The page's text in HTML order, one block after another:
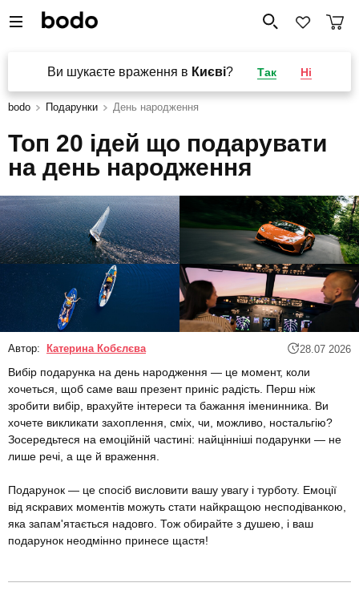
Ви шукаєте враження в Києві? Так Ні
bodo Подарунки День народження
Топ 20 ідей що подарувати
на день народження
Автор: Катерина Кобєлєва 28.07 2026
Вибір подарунка на день народження — це момент, коли
хочеться, щоб саме ваш презент приніс радість. Перш ніж
зробити вибір, врахуйте інтереси та бажання іменинника. Ви
хочете викликати захоплення, сміх, чи, можливо, ностальгію?
Зосередьтеся на емоційній частині: найцінніші подарунки — не
лише речі, а ще й враження.
Подарунок — це спосіб висловити вашу увагу і турботу. Емоції
від яскравих моментів можуть стати найкращою несподіванкою,
яка запам'ятається надовго. Тож обирайте з душею, і ваш
подарунок неодмінно принесе щастя!